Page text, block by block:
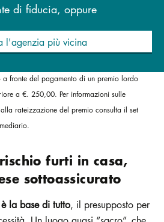
di fiducia, oppure
l'agenzia più vicina
fronte del pagamento di un premio lordo
a €. 250,00. Per informazioni sulle
rateizzazione del premio consulta il set
furti in casa,
sottoassicurato
la base di tutto, il presupposto per